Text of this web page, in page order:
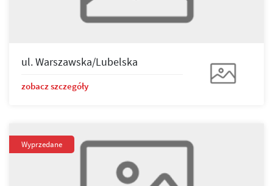
ul. Warszawska/Lubelska
zobacz szczegóły
Wyprzedane